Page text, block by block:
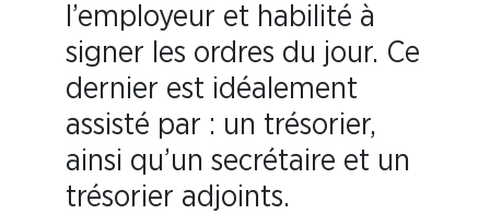
l’employeur et habilité à
signer les ordres du jour. Ce
dernier est idéalement
assisté par : un trésorier,
ainsi qu’un secrétaire et un
trésorier adjoints.